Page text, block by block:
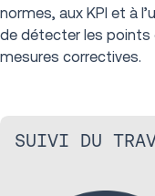
normes, aux KPI et à
de détecter les points
mesures correctives.
SUIVI DU